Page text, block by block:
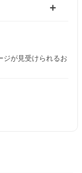
ジが見受けられるお